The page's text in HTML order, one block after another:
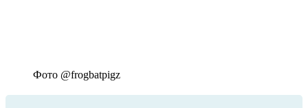
Фото @frogbatpigz